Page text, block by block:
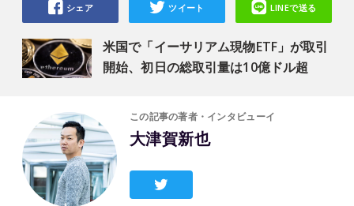
米国で「イーサリアム現物ETF」が取引
開始、初日の総取引量は10億ドル超
シェア ツイート LINEで送る
この記事の著者・インタビューイ
大津賀新也